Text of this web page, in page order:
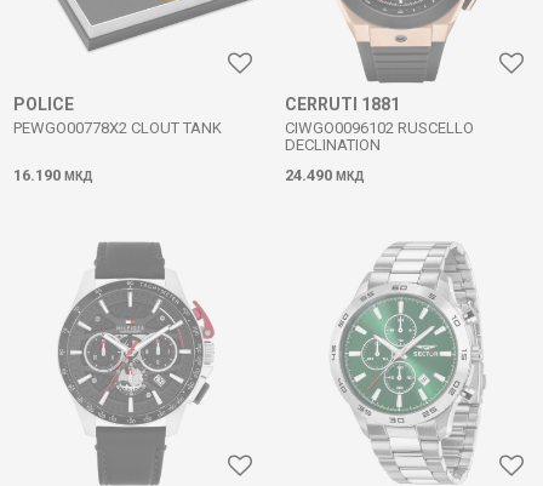
POLICE
PEWGO00778X2 CLOUT TANK
16.190 МКД
CERRUTI 1881
CIWGO0096102 RUSCELLO
DECLINATION
24.490 МКД